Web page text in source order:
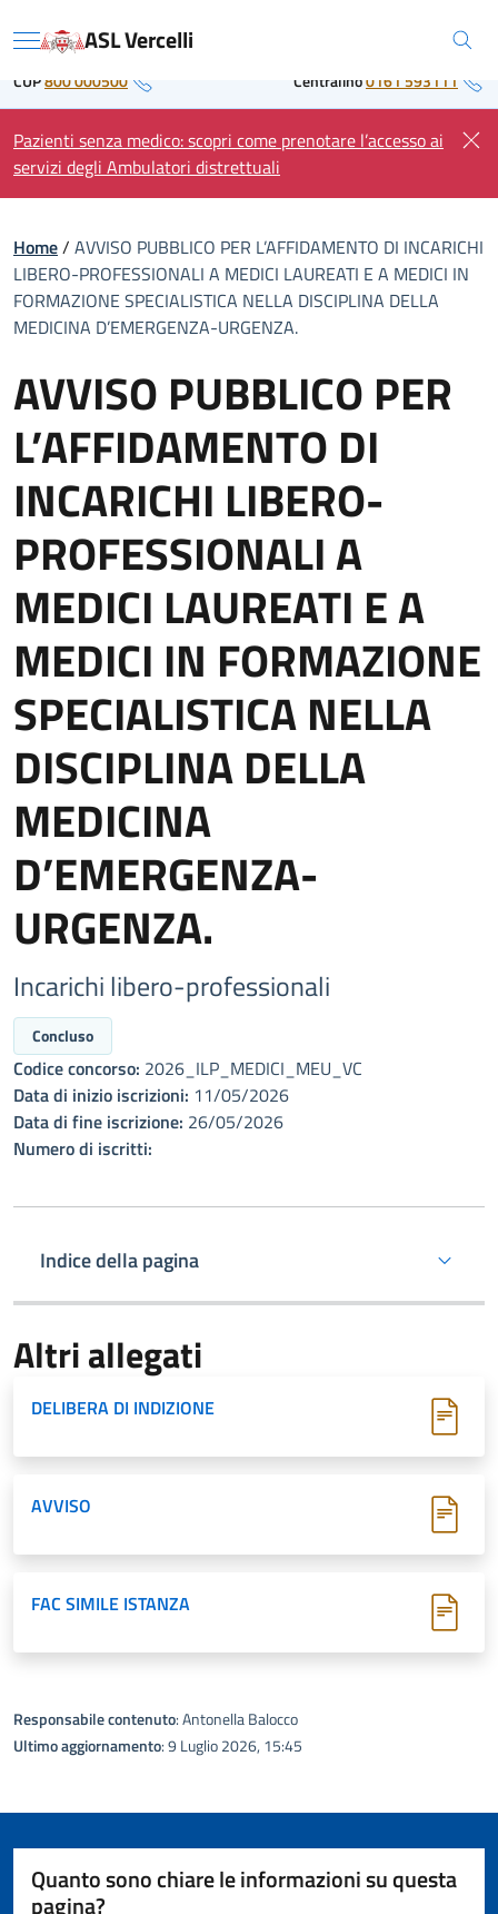
to Regione Piemonte
Menu ASL Vercelli
CUP800 000500 Centralino0161 593111
Pazienti senza medico: scopri come prenotare l’accesso ai
servizi degli Ambulatori distrettuali
Home/ AVVISO PUBBLICO PER L’AFFIDAMENTO DI INCARICHI
LIBERO-PROFESSIONALI A MEDICI LAUREATI E A MEDICI IN
FORMAZIONE SPECIALISTICA NELLA DISCIPLINA DELLA
MEDICINA D’EMERGENZA-URGENZA.
AVVISO PUBBLICO PER
L’AFFIDAMENTO DI
INCARICHI LIBERO-
PROFESSIONALI A
MEDICI LAUREATI E A
MEDICI IN FORMAZIONE
SPECIALISTICA NELLA
DISCIPLINA DELLA
MEDICINA
D’EMERGENZA-
URGENZA.
Incarichi libero-professionali
Concluso
Codice concorso: 2026_ILP_MEDICI_MEU_VC
Data di inizio iscrizioni: 11/05/2026
Data di fine iscrizione: 26/05/2026
Numero di iscritti:
Indice della pagina
Altri allegati
DELIBERA DI INDIZIONE
AVVISO
FAC SIMILE ISTANZA
Responsabile contenuto: Antonella Balocco
Ultimo aggiornamento: 9 Luglio 2026, 15:45
Quanto sono chiare le informazioni su questa
pagina?